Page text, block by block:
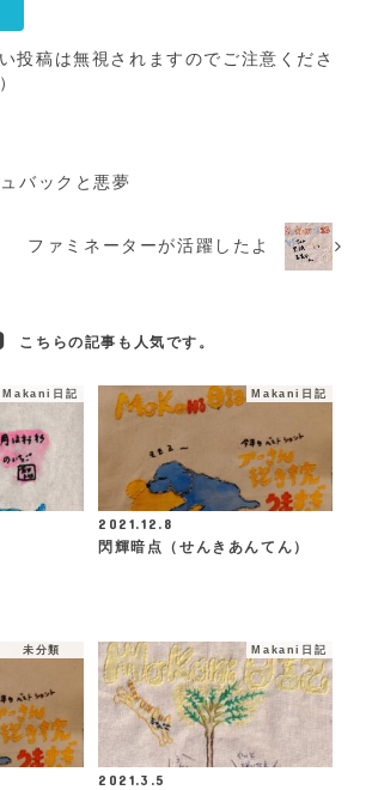
投稿は無視されますのでご注意くださ
バックと悪夢
ファミネーターが活躍したよ
こちらの記事も人気です。
Makani日記 Makani日記
2021.12.8
閃輝暗点（せんきあんてん）
未分類 Makani日記
2021.3.5